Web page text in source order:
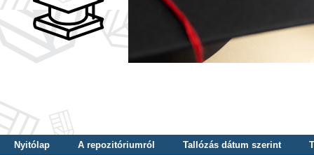
Nyitólap A repozitóriumról Tallózás dátum szerint